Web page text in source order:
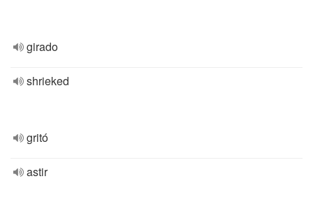
girado
shrieked
gritó
astir